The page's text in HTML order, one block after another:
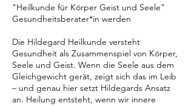
"Heilkunde für Körper Geist und Seele"
Gesundheitsberater*in werden
Die Hildegard Heilkunde versteht
Gesundheit als Zusammenspiel von Körper,
Seele und Geist. Wenn die Seele aus dem
Gleichgewicht gerät, zeigt sich das im Leib
– und genau hier setzt Hildegards Ansatz
an. Heilung entsteht, wenn wir innere